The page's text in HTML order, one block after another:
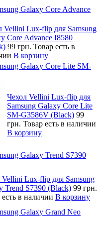
Galaxy Core Advance
Vellini Lux-flip для Samsung
Core Advance I8580
99 грн. Товар есть в
В корзину
Galaxy Core Lite SM-
Чехол Vellini Lux-flip для
Samsung Galaxy Core Lite
SM-G3586V (Black) 99
грн. Товар есть в наличии
В корзину
Galaxy Trend S7390
Vellini Lux-flip для Samsung
Trend S7390 (Black) 99 грн.
в наличии В корзину
Galaxy Grand Neo